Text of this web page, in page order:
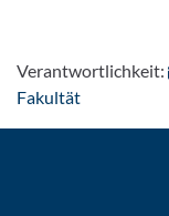
Verantwortlichkeit:
Fakultät: Per E-